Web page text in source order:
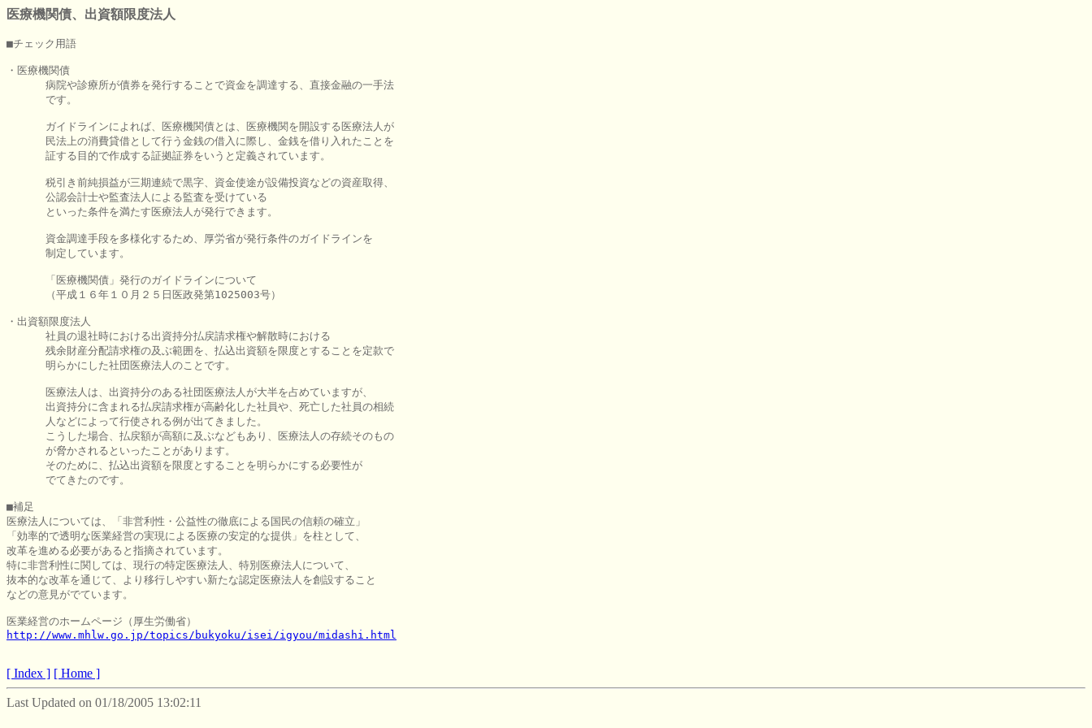
医療機関債、出資額限度法人
■チェック用語
・医療機関債
病院や診療所が債券を発行することで資金を調達する、直接金融の一手法
      です。
      ガイドラインによれば、医療機関債とは、医療機関を開設する医療法人が
      民法上の消費貸借として行う金銭の借入に際し、金銭を借り入れたことを
      証する目的で作成する証拠証券をいうと定義されています。
      税引き前純損益が三期連続で黒字、資金使途が設備投資などの資産取得、
      公認会計士や監査法人による監査を受けている
      といった条件を満たす医療法人が発行できます。
      資金調達手段を多様化するため、厚労省が発行条件のガイドラインを
      制定しています。
      「医療機関債」発行のガイドラインについて
      （平成１６年１０月２５日医政発第1025003号）
・出資額限度法人
社員の退社時における出資持分払戻請求権や解散時における
      残余財産分配請求権の及ぶ範囲を、払込出資額を限度とすることを定款で
      明らかにした社団医療法人のことです。
      医療法人は、出資持分のある社団医療法人が大半を占めていますが、
      出資持分に含まれる払戻請求権が高齢化した社員や、死亡した社員の相続
      人などによって行使される例が出てきました。
      こうした場合、払戻額が高額に及ぶなどもあり、医療法人の存続そのもの
      が脅かされるといったことがあります。
      そのために、払込出資額を限度とすることを明らかにする必要性が
      でてきたのです。
■補足
医療法人については、「非営利性・公益性の徹底による国民の信頼の確立」
「効率的で透明な医業経営の実現による医療の安定的な提供」を柱として、
改革を進める必要があると指摘されています。
特に非営利性に関しては、現行の特定医療法人、特別医療法人について、
抜本的な改革を通じて、より移行しやすい新たな認定医療法人を創設すること
などの意見がでています。
http://www.mhlw.go.jp/topics/bukyoku/isei/igyou/midashi.html
[ Index ] [ Home ]
Last Updated on 01/18/2005 13:02:11